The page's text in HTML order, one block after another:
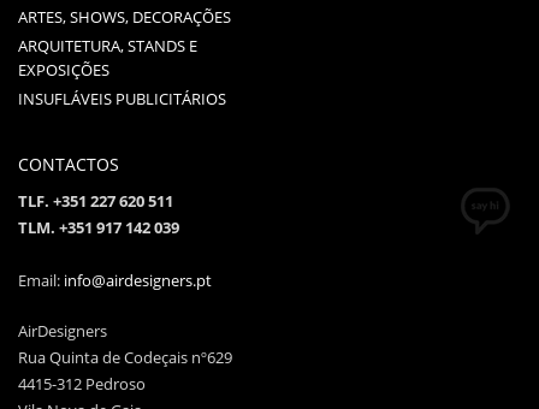
ARTES, SHOWS, DECORAÇÕES
ARQUITETURA, STANDS E
EXPOSIÇÕES
INSUFLÁVEIS PUBLICITÁRIOS
CONTACTOS
TLF. +351 227 620 511
TLM. +351 917 142 039
Email: info@airdesigners.pt
AirDesigners
Rua Quinta de Codeçais nº629
4415-312 Pedroso